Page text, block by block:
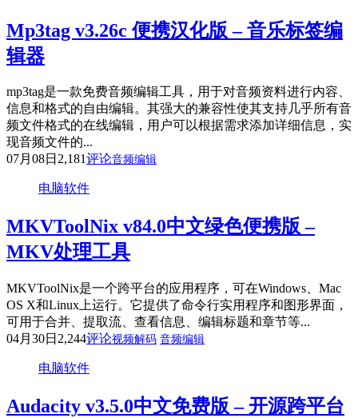
Mp3tag v3.26c 便携汉化版 – 音乐标签编
辑器
mp3tag是一款免费音频编辑工具，用于对音频资料进行内容、
信息和格式的自由编辑。其强大的兼容性使其支持几乎所有音
频文件格式的在线编辑，用户可以根据需求添加详细信息，实
现音频文件的...
07月08日 2,181评论音频编辑
电脑软件
MKVToolNix v84.0中文绿色便携版 –
MKV处理工具
MKVToolNix是一个跨平台的应用程序，可在Windows、Mac
OS X和Linux上运行。它提供了命令行实用程序和图形界面，
可用于合并、提取流、查看信息、编辑标题和章节等...
04月30日 2,244评论视频解码 音频编辑
电脑软件
Audacity v3.5.0中文免费版 – 开源跨平台